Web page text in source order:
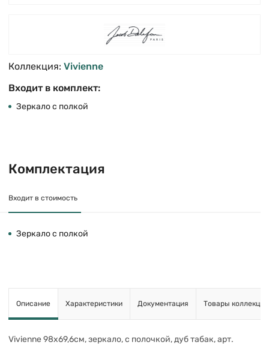
Коллекция: Vivienne
Входит в комплект:
Зеркало с полкой
Комплектация
Входит в стоимость
Зеркало с полкой
Описание Характеристики Документация Товары коллекции
Vivienne 98х69,6см, зеркало, с полочкой, дуб табак, арт.